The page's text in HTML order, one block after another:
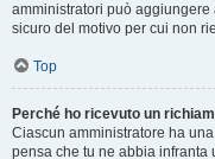
amministratori può aggiungere
sicuro del motivo per cui non
Top
Perché ho ricevuto un
Ciascun amministratore ha
pensa che tu ne abbia infranta